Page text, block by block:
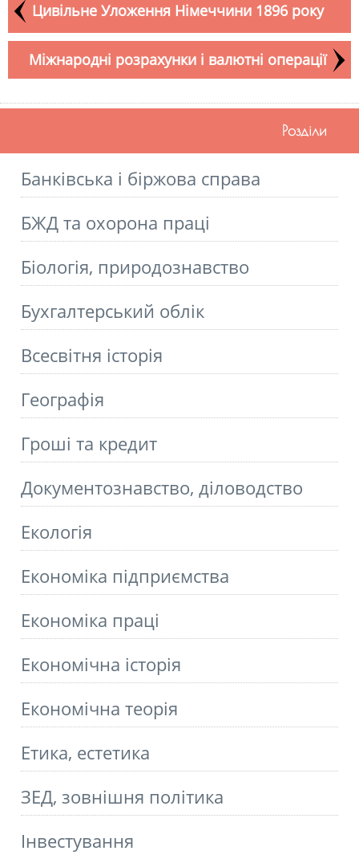
Цивільне Уложення Німеччини 1896 року
Міжнародні розрахунки і валютні операції
Розділи
Банківська і біржова справа
БЖД та охорона праці
Біологія, природознавство
Бухгалтерський облік
Всесвітня історія
Географія
Гроші та кредит
Документознавство, діловодство
Екологія
Економіка підприємства
Економіка праці
Економічна історія
Економічна теорія
Етика, естетика
ЗЕД, зовнішня політика
Інвестування